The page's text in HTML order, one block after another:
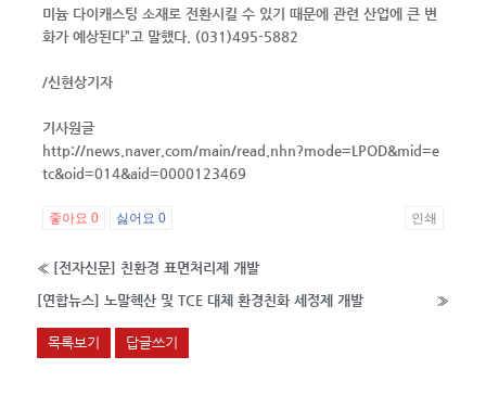
미늄 다이캐스팅 소재로 전환시킬 수 있기 때문에 관련 산업에 큰 변
화가 예상된다”고 말했다. (031)495-5882
/신현상기자
기사원글
http://news.naver.com/main/read.nhn?mode=LPOD&mid=e
tc&oid=014&aid=0000123469
좋아요 0 싫어요 0 인쇄
« [전자신문] 친환경 표면처리제 개발
[연합뉴스] 노말헥산 및 TCE 대체 환경친화 세정제 개발
»
목록보기 답글쓰기